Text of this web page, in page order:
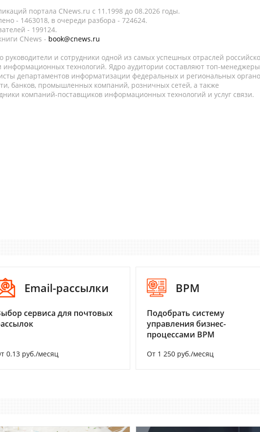
портала CNews.ru c 11.1998 до 08.2026 годы.
- 1463018, в очереди разбора - 724624.
- 199124.
CNews - book@cnews.ru
руководители и сотрудники одной из самых успешных отраслей
информационных технологий. Ядро аудитории составляют топ-
департаментов информатизации федеральных и региональных
банков, промышленных компаний, розничных сетей, а также
компаний-поставщиков информационных технологий и услуг связи.
Email-рассылки
сервиса для почтовых
0.13 руб./месяц
BPM
Подобрать систему
управления бизнес-
процессами BPM
От 1 250 руб./месяц